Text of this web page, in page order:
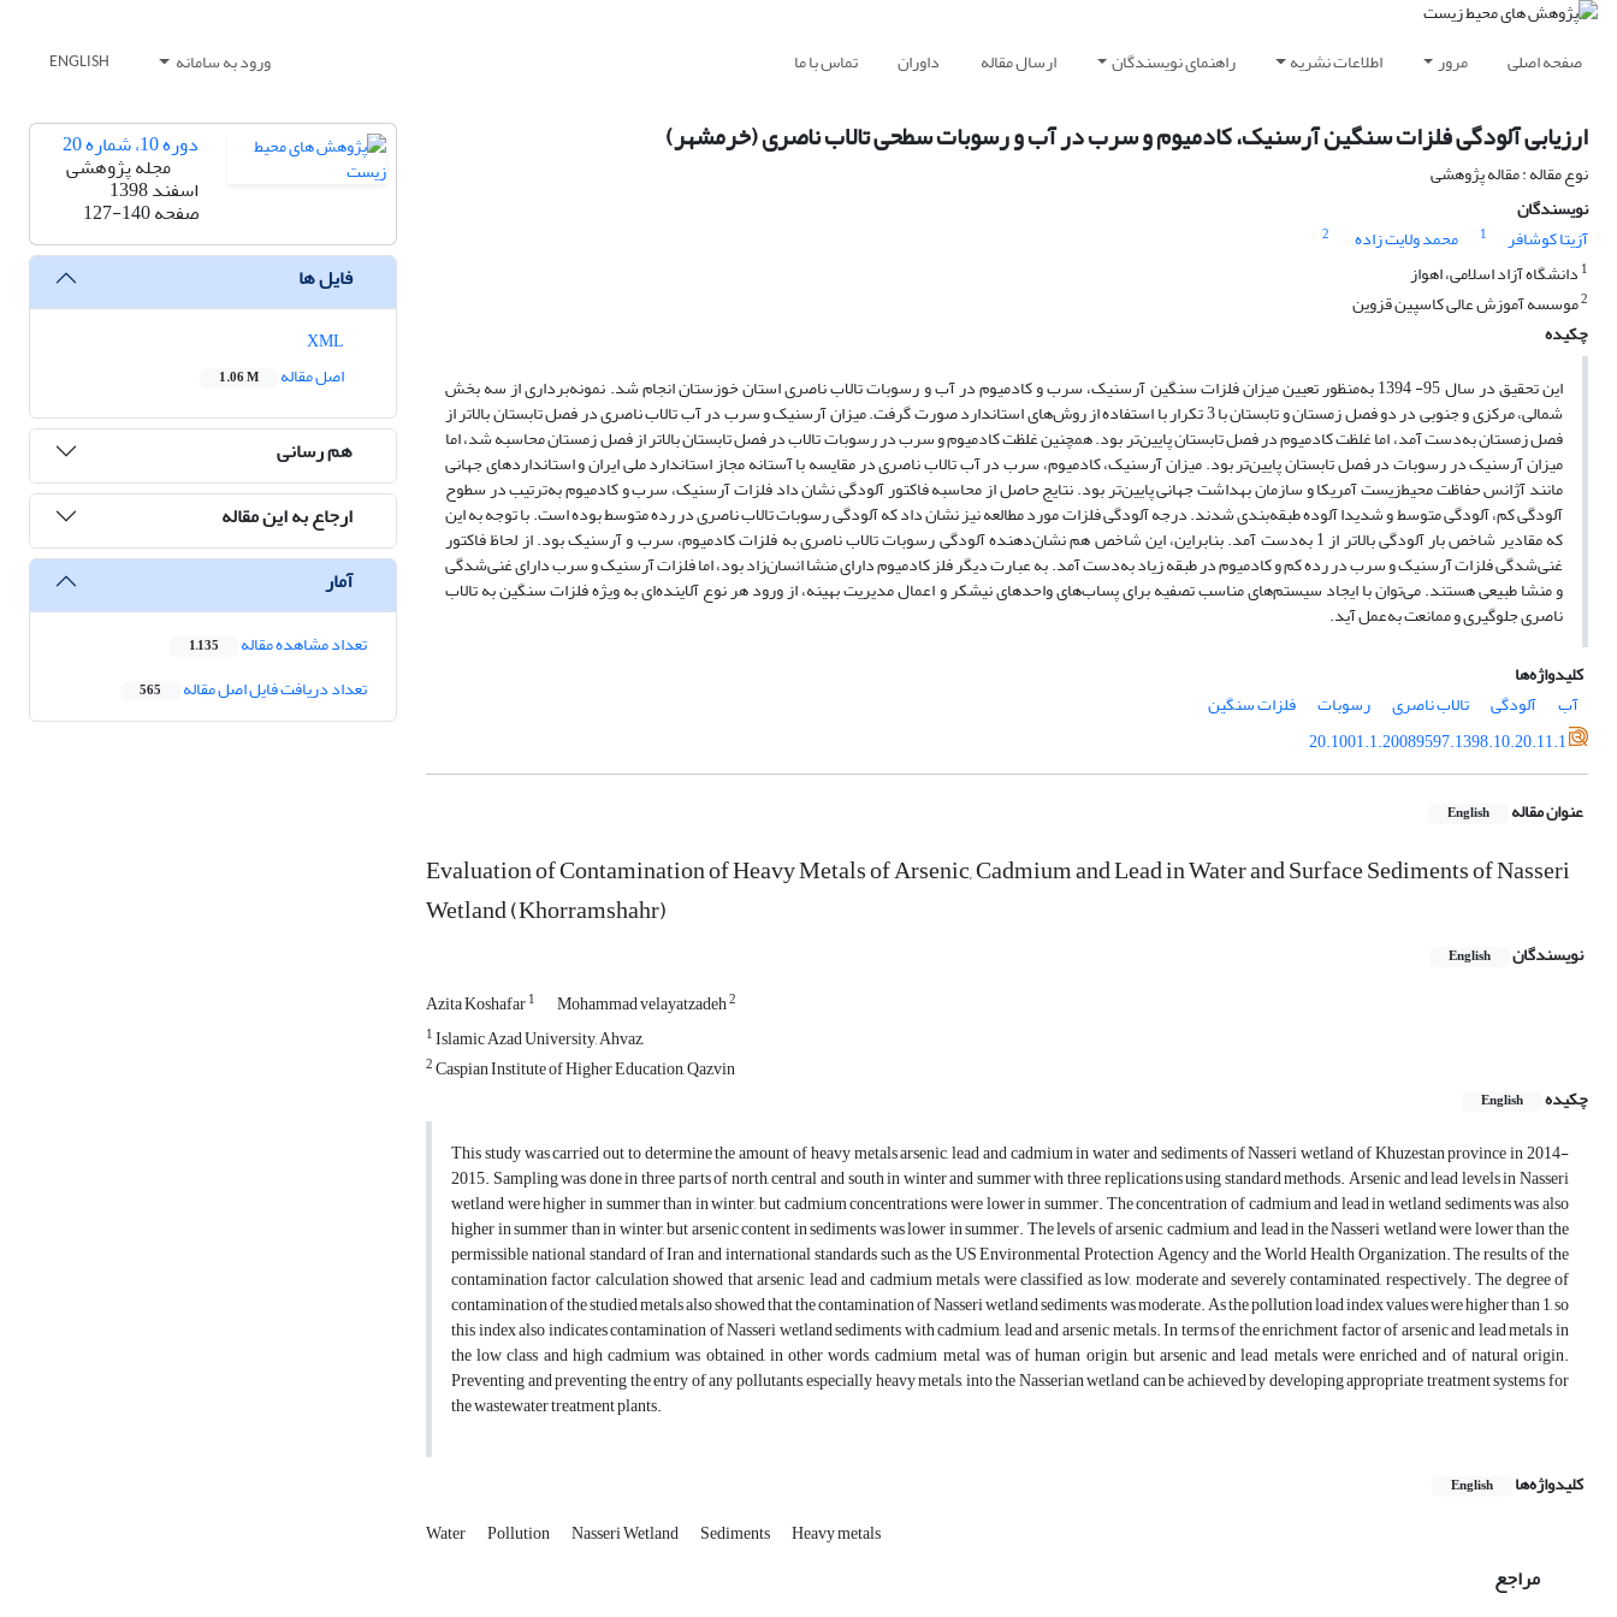
صفحه اصلی مرور اطلاعات نشریه راهنمای نویسندگان ارسال مقاله داوران تماس با ما ورود به سامانه ENGLISH
ارزیابی آلودگی فلزات سنگین آرسنیک، کادمیوم و سرب در آب و رسوبات سطحی تالاب ناصری (خرمشهر)
نوع مقاله : مقاله پژوهشی
نویسندگان
آزیتا کوشافر
1 محمد ولایت زاده
2
1 دانشگاه آزاد اسلامی، اهواز
2موسسه آموزش عالی کاسپین قزوین
چکیده
این تحقیق در سال 95- 1394 به‌‌منظور تعیین میزان فلزات سنگین آرسنیک، سرب و کادمیوم در آب و رسوبات تالاب ناصری استان خوزستان انجام شد. نمونه‌‌برداری از سه بخش
شمالی، مرکزی و جنوبی در دو فصل زمستان و تابستان با 3 تکرار با استفاده از روش‌‌های استاندارد صورت گرفت. میزان آرسنیک و سرب در آب تالاب ناصری در فصل تابستان بالاتر از
فصل زمستان به‌‌دست آمد، اما غلظت کادمیوم در فصل تابستان پایین‌‌تر بود. همچنین غلظت کادمیوم و سرب در رسوبات تالاب در فصل تابستان بالاتر از فصل زمستان محاسبه شد، اما
میزان آرسنیک در رسوبات در فصل تابستان پایین‌‌تر بود. میزان آرسنیک، کادمیوم، سرب در آب تالاب ناصری در مقایسه با آستانه مجاز استاندارد ملی ایران و استانداردهای جهانی
مانند آژانس حفاظت محیط‌‌زیست آمریکا و سازمان بهداشت جهانی پایین‌‌تر بود. نتایج حاصل از محاسبه فاکتور آلودگی نشان داد فلزات آرسنیک، سرب و کادمیوم به‌‌ترتیب در سطوح
آلودگی کم، آلودگی متوسط و شدیدا آلوده طبقه‌‌بندی شدند. درجه آلودگی فلزات مورد مطالعه نیز نشان داد که آلودگی رسوبات تالاب ناصری در رده متوسط بوده است. با توجه به این
که مقادیر شاخص بار آلودگی بالاتر از 1 به‌‌دست آمد. بنابراین، این شاخص هم نشان‌دهنده آلودگی رسوبات تالاب ناصری به فلزات کادمیوم، سرب و آرسنیک بود. از لحاظ فاکتور
غنی‌شدگی فلزات آرسنیک و سرب در رده کم و کادمیوم در طبقه زیاد به‌‌دست آمد. به ‌‌عبارت دیگر فلز کادمیوم دارای منشا انسان‌‌زاد بود، اما فلزات آرسنیک و سرب دارای غنی‌شدگی
و منشا طبیعی هستند. می‌‌توان با ایجاد سیستم‌‌های مناسب تصفیه برای پساب‌‌های واحدهای نیشکر و اعمال مدیریت بهینه، از ورود هر نوع آلاینده‌‌ای به ویژه فلزات سنگین به تالاب
ناصری جلوگیری و ممانعت به‌‌عمل آید.
کلیدواژه‌ها
آب
آلودگی تالاب ناصری رسوبات
فلزات سنگین
20.1001.1.20089597.1398.10.20.11.1
عنوان مقاله English
Evaluation of Contamination of Heavy Metals of Arsenic, Cadmium and Lead in Water and Surface Sediments of Nasseri
Wetland (Khorramshahr)
نویسندگان English
Azita Koshafar1 Mohammad velayatzadeh2
1Islamic Azad University, Ahvaz,
2Caspian Institute of Higher Education, Qazvin
چکیده
English
This study was carried out to determine the amount of heavy metals arsenic, lead and cadmium in water and sediments of Nasseri wetland of Khuzestan province in 2014-
2015. Sampling was done in three parts of north, central and south in winter and summer with three replications using standard methods. Arsenic and lead levels in Nasseri
wetland were higher in summer than in winter, but cadmium concentrations were lower in summer. The concentration of cadmium and lead in wetland sediments was also
higher in summer than in winter, but arsenic content in sediments was lower in summer. The levels of arsenic, cadmium, and lead in the Nasseri wetland were lower than the
permissible national standard of Iran and international standards such as the US Environmental Protection Agency and the World Health Organization. The results of the
contamination factor calculation showed that arsenic, lead and cadmium metals were classified as low, moderate and severely contaminated, respectively. The degree of
contamination of the studied metals also showed that the contamination of Nasseri wetland sediments was moderate. As the pollution load index values were higher than 1, so
this index also indicates contamination of Nasseri wetland sediments with cadmium, lead and arsenic metals. In terms of the enrichment factor of arsenic and lead metals in
the low class and high cadmium was obtained, in other words, cadmium metal was of human origin, but arsenic and lead metals were enriched and of natural origin.
Preventing and preventing the entry of any pollutants, especially heavy metals, into the Nasserian wetland can be achieved by developing appropriate treatment systems for
the wastewater treatment plants.
کلیدواژه‌ها English
Water Pollution Nasseri Wetland Sediments Heavy metals
مراجع
دوره 10، شماره 20
مجله پژوهشی
اسفند 1398
صفحه127-140
فایل ها
اصل مقاله
1.06 M
هم رسانی
ارجاع به این مقاله
آمار
تعداد مشاهده مقاله 1,135
تعداد دریافت فایل اصل مقاله 565